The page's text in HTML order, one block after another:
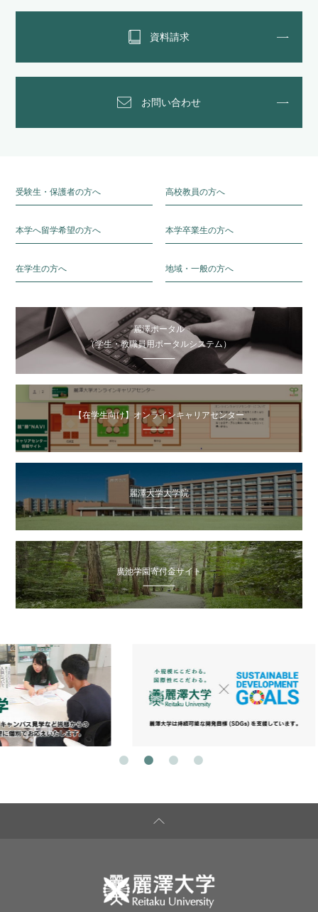
資料請求
お問い合わせ
受験生・保護者の方へ 高校教員の方へ
本学へ留学希望の方へ 本学卒業生の方へ
在学生の方へ 地域・一般の方へ
麗澤ポータル
（学生・教職員用ポータルシステム）
【在学生向け】オンラインキャリアセンター
麗澤大学大学院
廣池学園寄付金サイト